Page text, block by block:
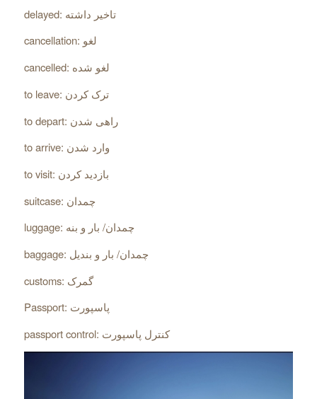
delayed: تاخیر داشته
cancellation: لغو
cancelled: لغو شده
to leave: ترک کردن
to depart: راهی شدن
to arrive: وارد شدن
to visit: بازدید کردن
suitcase: چمدان
luggage: چمدان/ بار و بنه
baggage: چمدان/ بار و بندیل
customs: گمرک
Passport: پاسپورت
passport control: کنترل پاسپورت